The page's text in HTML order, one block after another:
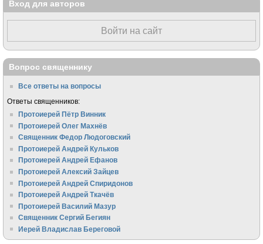
Вход для авторов
Войти на сайт
Вопрос священнику
Все ответы на вопросы
Ответы священников:
Протоиерей Пётр Винник
Протоиерей Олег Махнёв
Священник Федор Людоговский
Протоиерей Андрей Кульков
Протоиерей Андрей Ефанов
Протоиерей Алексий Зайцев
Протоиерей Андрей Спиридонов
Протоиерей Андрей Ткачёв
Протоиерей Василий Мазур
Священник Сергий Бегиян
Иерей Владислав Береговой